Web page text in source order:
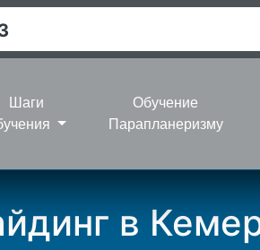
Шаги
Обучение
Парапланеризму
в